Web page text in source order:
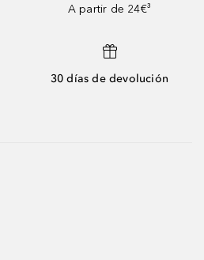
A partir de 24€³
30 días de devolución